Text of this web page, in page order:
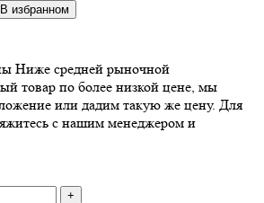
В избранном
Ниже средней рыночной
товар по более низкой цене, мы
или дадим такую же цену. Для
с нашим менеджером и
+